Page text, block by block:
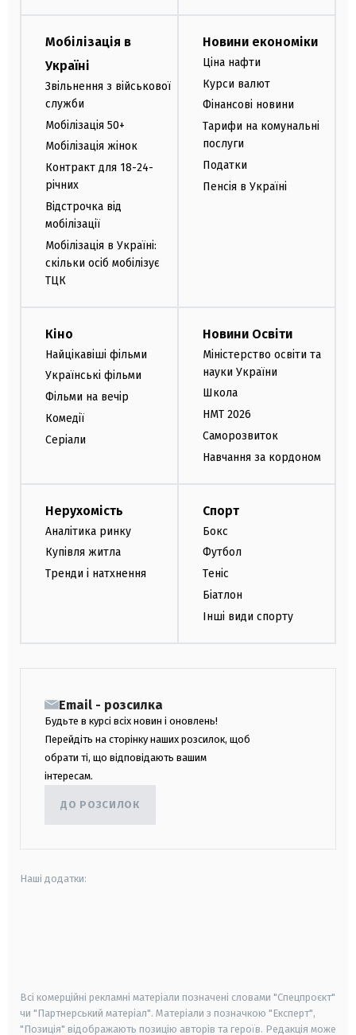
Мобілізація в
Україні
Звільнення з військової
служби
Мобілізація 50+
Мобілізація жінок
Контракт для 18-24-
річних
Відстрочка від
мобілізації
Мобілізація в Україні:
скільки осіб мобілізує
ТЦК
Новини економіки
Ціна нафти
Курси валют
Фінансові новини
Тарифи на комунальні
послуги
Податки
Пенсія в Україні
Кіно
Найцікавіші фільми
Українські фільми
Фільми на вечір
Комедії
Серіали
Новини Освіти
Міністерство освіти та
науки України
Школа
НМТ 2026
Саморозвиток
Навчання за кордоном
Нерухомість
Аналітика ринку
Купівля житла
Тренди і натхнення
Спорт
Бокс
Футбол
Теніс
Біатлон
Інші види спорту
Email - розсилка
Будьте в курсі всіх новин і оновлень!
Перейдіть на сторінку наших розсилок, щоб
обрати ті, що відповідають вашим
інтересам.
ДО РОЗСИЛОК
Наші додатки:
Всі комерційні рекламні матеріали позначені словами "Спецпроєкт"
чи "Партнерський матеріал". Матеріали з позначкою "Експерт",
"Позиція" відображають позицію авторів та героїв. Редакція може